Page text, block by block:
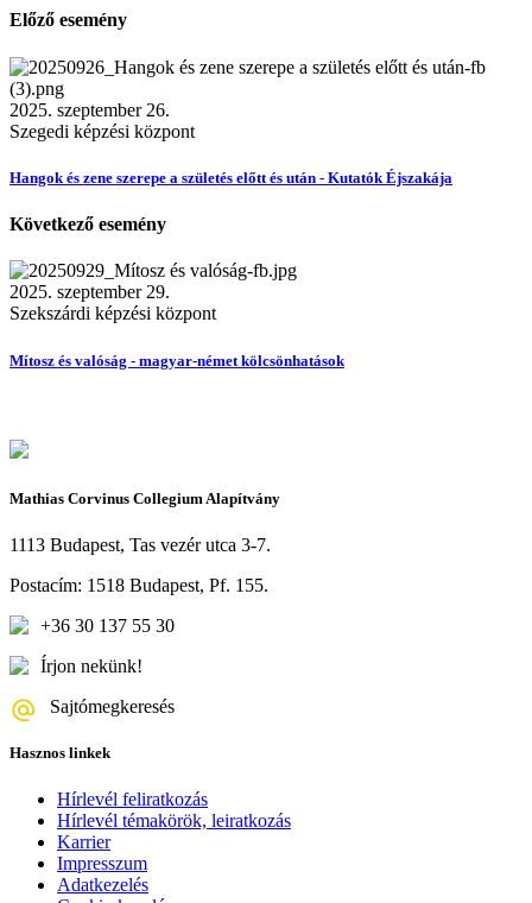
Előző esemény
2025. szeptember 26.
Szegedi képzési központ
Hangok és zene szerepe a születés előtt és után - Kutatók Éjszakája
Következő esemény
2025. szeptember 29.
Szekszárdi képzési központ
Mítosz és valóság - magyar-német kölcsönhatások
Mathias Corvinus Collegium Alapítvány
1113 Budapest, Tas vezér utca 3-7.
Postacím: 1518 Budapest, Pf. 155.
+36 30 137 55 30
Írjon nekünk!
Sajtómegkeresés
Hasznos linkek
Hírlevél feliratkozás
Hírlevél témakörök, leiratkozás
Karrier
Impresszum
Adatkezelés